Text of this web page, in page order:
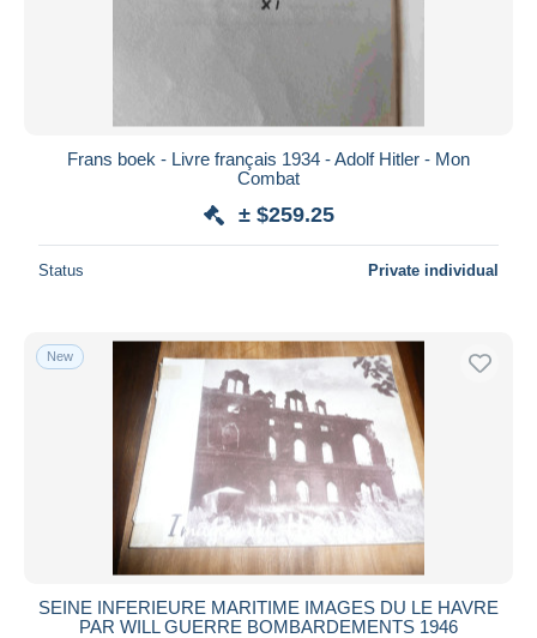
Frans boek - Livre français 1934 - Adolf Hitler - Mon
Combat
± $259.25
Status Private individual
New
SEINE INFERIEURE MARITIME IMAGES DU LE HAVRE
PAR WILL GUERRE BOMBARDEMENTS 1946